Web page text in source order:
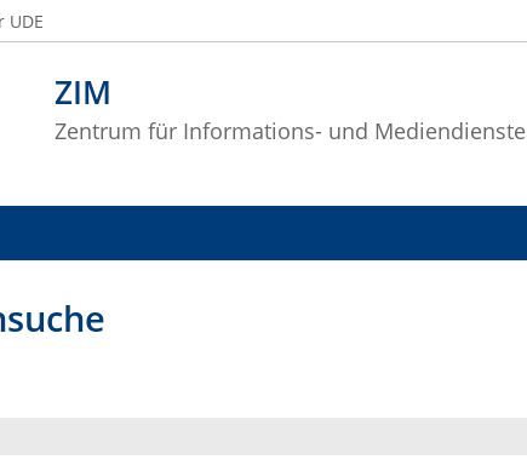
ZIM
Zentrum für Informations- und Mediendienste
UDE